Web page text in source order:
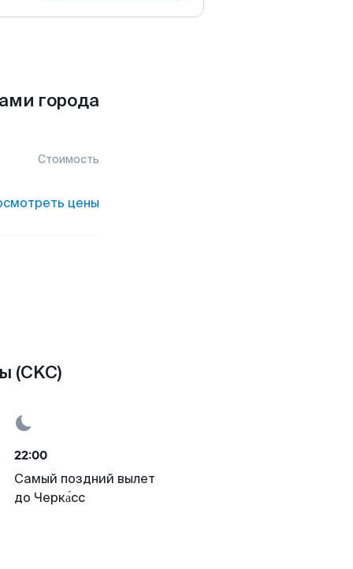
города
Стоимость
цены
(CKC)
22:00
Самый поздний вылет
до Черка́сс